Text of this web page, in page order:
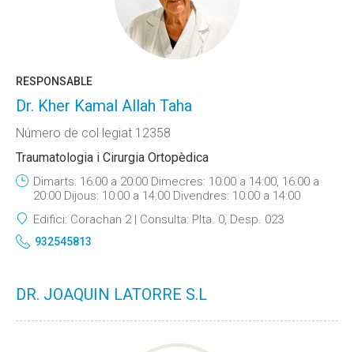
RESPONSABLE
Dr. Kher Kamal Allah Taha
Número de col·legiat 12358
Traumatologia i Cirurgia Ortopèdica
Dimarts: 16:00 a 20:00 Dimecres: 10:00 a 14:00, 16:00 a
20:00 Dijous: 10:00 a 14:00 Divendres: 10:00 a 14:00
Edifici: Corachan 2 Consulta: Plta. 0, Desp. 023
932545813
DR. JOAQUIN LATORRE S.L